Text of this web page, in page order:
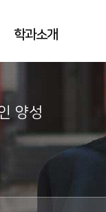
학과소개
양성